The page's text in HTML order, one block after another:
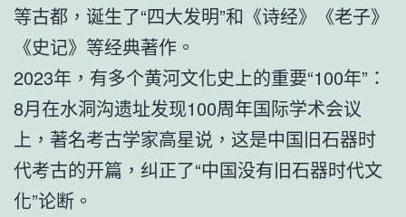
等古都，诞生了“四大发明”和《诗经》《老子》
《史记》等经典著作。
2023年，有多个黄河文化史上的重要“100年”：
8月在水洞沟遗址发现100周年国际学术会议
上，著名考古学家高星说，这是中国旧石器时
代考古的开篇，纠正了“中国没有旧石器时代文
化”论断。